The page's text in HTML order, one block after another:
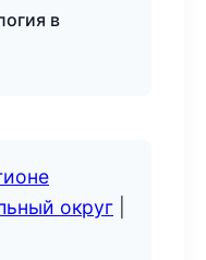
в
округ